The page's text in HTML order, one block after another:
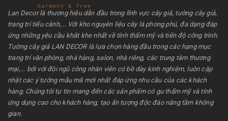
Lan Decor là thương hiệu dẫn đầu trong lĩnh vực cây giả, tường cây giả,
trang trí tiểu cảnh,... Với kho nguyên liệu cây lá phong phú, đa dạng đáp
ứng những yêu cầu khắt khe nhất về tính thẩm mỹ và tiến độ công trình.
Tường cây giả LAN DECOR là lựa chọn hàng đầu trong các hạng mục
trang trí văn phòng, nhà hàng, salon, nhà riêng, các trung tâm thương
mại,... bởi với đội ngũ công nhân viên có bề dày kinh nghiệm, luôn cập
nhật các ý tưởng mẫu mã mới nhất đáp ứng nhu cầu của các khách
hàng. Chúng tôi tự tin mang đến các sản phẩm có gu thẩm mỹ và tính
ứng dụng cao cho khách hàng, tạo ấn tượng độc đáo nâng tầm không
gian.